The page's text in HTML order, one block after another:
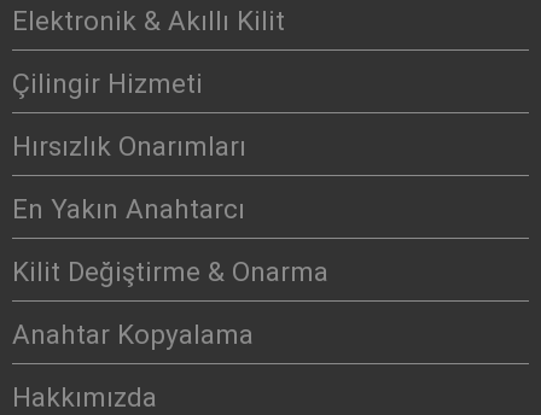
Elektronik & Akıllı Kilit
Çilingir Hizmeti
Hırsızlık Onarımları
En Yakın Anahtarcı
Kilit Değiştirme & Onarma
Anahtar Kopyalama
Hakkımızda